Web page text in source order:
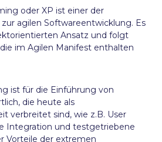
oder XP ist einer der
agilen Softwareentwicklung. Es
Ansatz und folgt
im Agilen Manifest enthalten
ist für die Einführung von
die heute als
verbreitet sind, wie z.B. User
Integration und testgetriebene
Vorteile der extremen